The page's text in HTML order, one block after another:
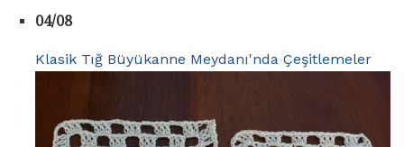
04/08
Klasik Tığ Büyükanne Meydanı'nda Çeşitlemeler